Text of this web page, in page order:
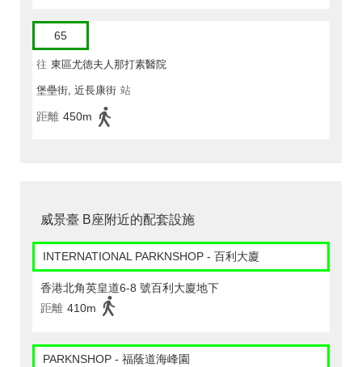
65
往 東區尤德夫人那打素醫院
堡壘街, 近長康街 站
距離 450m
威景臺 B座附近的配套設施
INTERNATIONAL PARKNSHOP - 百利大廈
香港北角英皇道6-8 號百利大廈地下
距離 410m
PARKNSHOP - 福蔭道海峰園